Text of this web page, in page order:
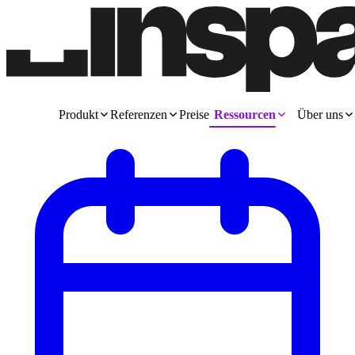
Produkt Referenzen Preise Ressourcen Über uns